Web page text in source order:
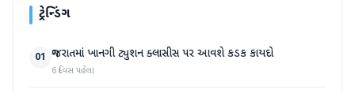
ટ્રેન્ડિંગ
01 ગુજરાતમાં ખાનગી ટ્યુશન ક્લાસીસ પર આવશે કડક કાયદો
6 દિવસ પહેલા